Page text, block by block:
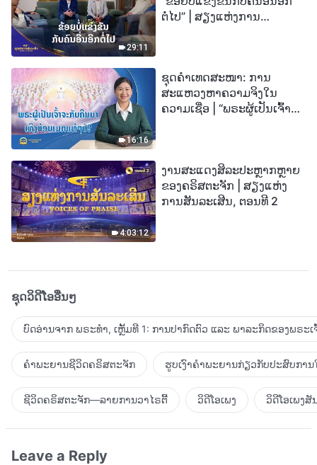
29:11
ຕໍ່ໄປ” | ສຽງແຫ່ງການ
16:16
ຊຸດຄຳເທດສະໜາ: ການ
ສະແຫວງຫາຄວາມຈິງໃນ
ຄວາມເຊື່ອ | “ພຣະຜູ້ເປັນເຈົ້າຈະ
4:03:12
ງານສະແດງສິລະປະຫຼາກຫຼາຍ
ຂອງຄຣິສຕະຈັກ | ສຽງແຫ່ງ
ການສັນລະເສີນ, ຕອນທີ 2
ຊຸດວິດີໂອອື່ນໆ
ບົດອ່ານຈາກ ພຣະທຳ, ເຫຼັ້ມທີ 1: ການປາກົດຕົວ ແລະ ພາລະກິດຂອງພຣະເ
ຄຳພະຍານຊີວິດຄຣິສຕະຈັກ ຮູບເງົາຄຳພະຍານກ່ຽວກັບປະສົບກາ
ຊີວິດຄຣິສຕະຈັກ—ລາຍການວາໄຣຕີ້ ວິດີໂອເພງ ວິດີໂອເພງສັ
Leave a Reply